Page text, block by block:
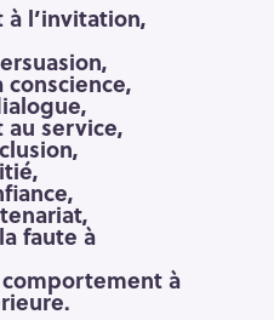
l’invitation,
service,
faute à
à